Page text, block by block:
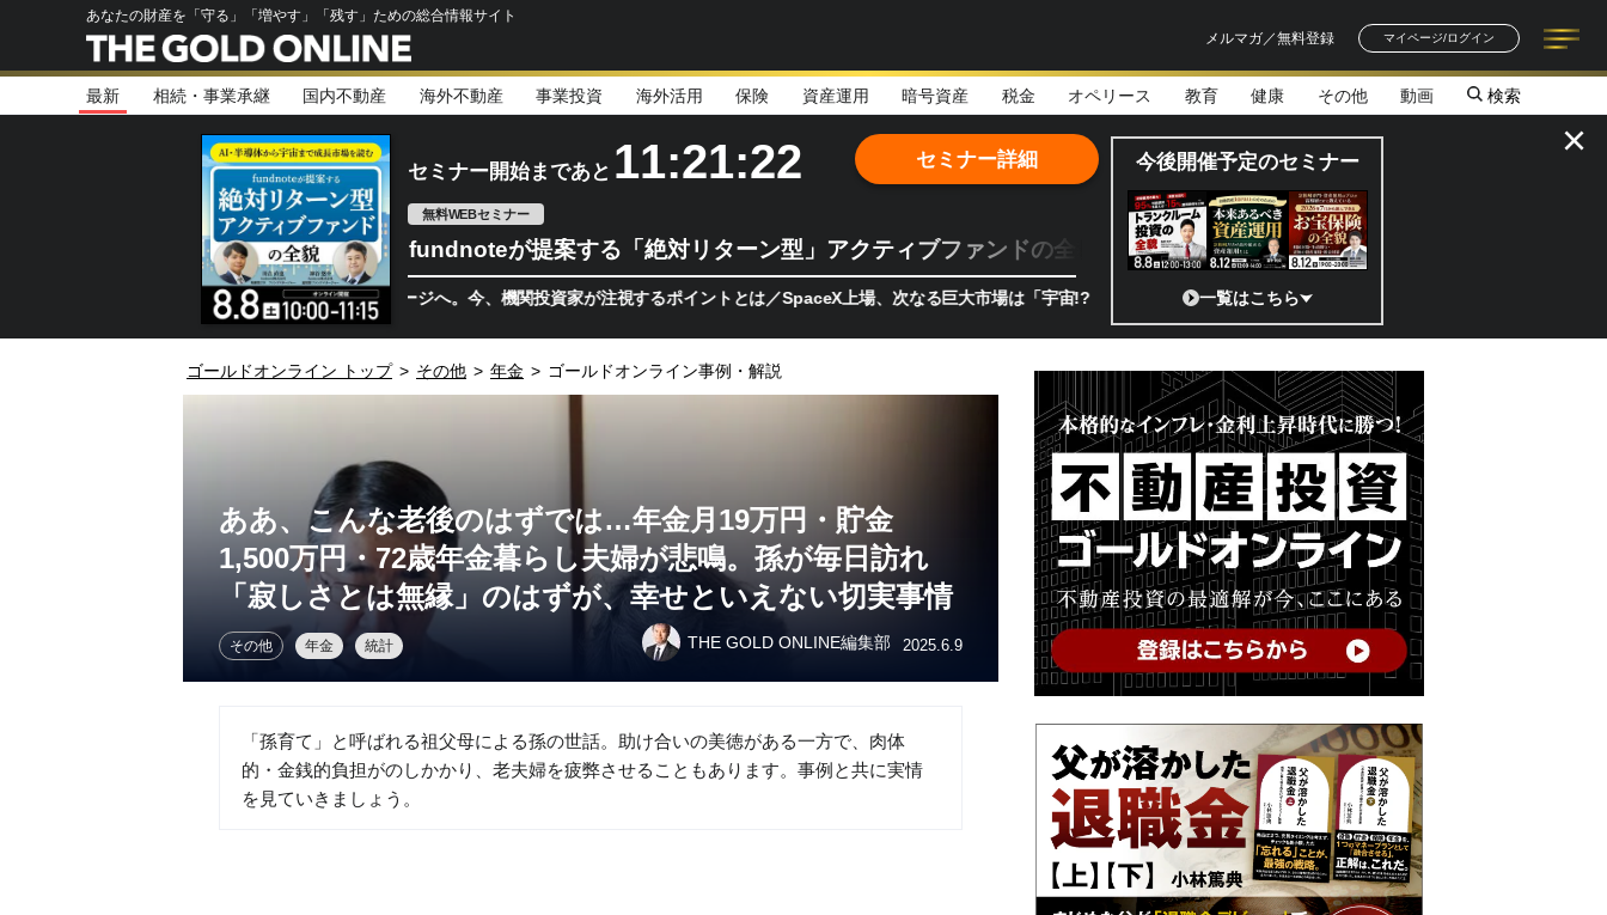
あなたの財産を「守る」「増やす」「残す」ための総合情報サイト
メルマガ／無料登録
マイページ/ログイン
記事一覧
著者一覧
最新 相続・事業承継 国内不動産 海外不動産 事業投資 海外活用 保険 資産運用 暗号資産 税金 オペリース 教育 健康 その他 動画 検索
セミナー開始まであと 11:21:21
無料WEBセミナー
fundnoteが提案する「絶対リターン型」アクティブファンドの全貌
半導体相場は次のステージへ。今、機関投資家が注視するポイントとは／SpaceX上場、次なる巨大市場は「宇宙!?」 日本の宇宙ベンチャーのココがスゴイ！／補助金から実需へ、知られざる宇
セミナー詳細 今後開催予定のセミナー
一覧はこちら
×
ゴールドオンライン トップ > その他 > 年金 > ゴールドオンライン事例・解説
ああ、こんな老後のはずでは…年金月19万円・貯金
1,500万円・72歳年金暮らし夫婦が悲鳴。孫が毎日訪れ
「寂しさとは無縁」のはずが、幸せといえない切実事情
その他 年金 統計 THE GOLD ONLINE編集部 2025.6.9
「孫育て」と呼ばれる祖父母による孫の世話。助け合いの美徳がある一方で、肉体
的・金銭的負担がのしかかり、老夫婦を疲弊させることもあります。事例と共に実情
を見ていきましょう。